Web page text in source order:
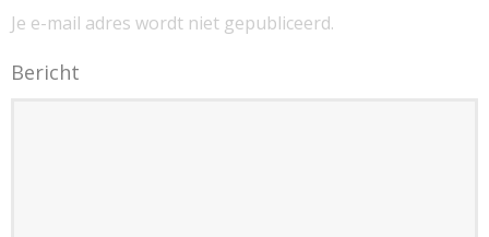
Je e-mail adres wordt niet gepubliceerd.
Bericht